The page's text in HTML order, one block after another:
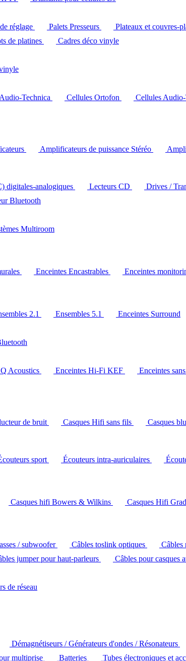
réglage Palets Presseurs Plateaux et couvres-
de platines
Cadres déco vinyle
Technica Cellules Ortofon Cellules
Amplificateurs de puissance Stéréo
digitales-analogiques Lecteurs CD Drives /
Bluetooth
Multiroom
Enceintes Encastrables Enceintes
2.1 Ensembles 5.1
Enceintes Surround
Acoustics Enceintes Hi-Fi KEF Enceintes
de bruit Casques Hifi sans fils Casques
sport Écouteurs intra-auriculaires
Casques hifi Bowers & Wilkins Casques Hifi
/ subwoofer Câbles toslink optiques
jumper pour haut-parleurs
Câbles pour casques
de réseau
Démagnétiseurs / Générateurs d'ondes / Résonateurs
multiprise Batteries Tubes électroniques et